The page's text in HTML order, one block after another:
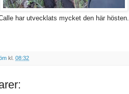
har utvecklats mycket den här hösten.
kl. 08:32